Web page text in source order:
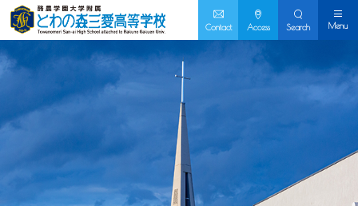
Contact Access Search Menu